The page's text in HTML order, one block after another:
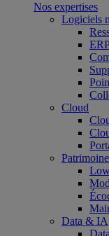
Nos expertises
Logiciels
Cloud
Data & IA